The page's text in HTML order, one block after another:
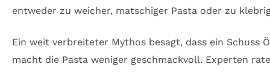
entweder zu weicher, matschiger Pasta oder zu
Ein weit verbreiteter Mythos besagt, dass ein Schuss
macht die Pasta weniger geschmackvoll. Experten